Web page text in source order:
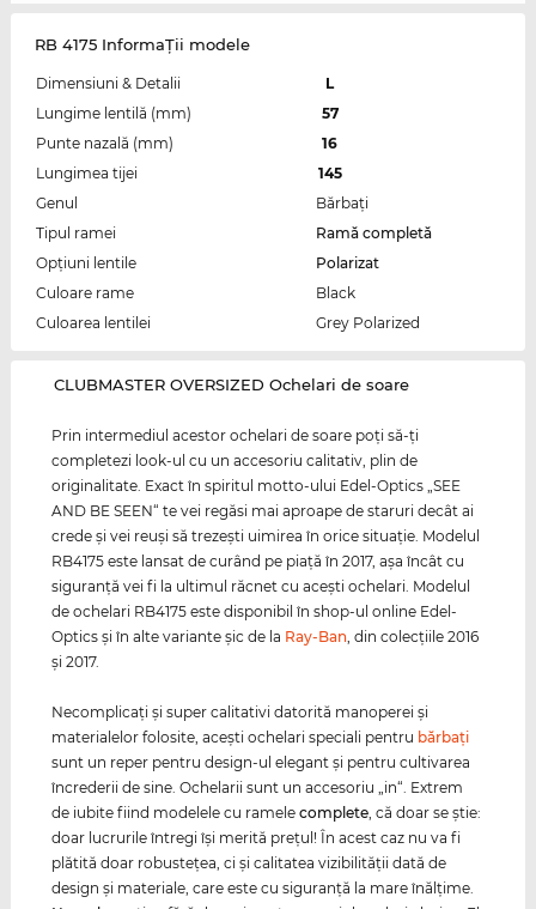
RB 4175 InformaŢii modele
Dimensiuni & Detalii
L
Lungime lentilă (mm)
57
Punte nazală (mm)
16
Lungimea tijei
145
Genul
Bărbaţi
Tipul ramei
Ramă completă
Opțiuni lentile
Polarizat
Culoare rame
Black
Culoarea lentilei
Grey Polarized
‌CLUBMASTER OVERSIZED Ochelari de soare
Prin intermediul acestor ochelari de soare poţi să-ţi
completezi look-ul cu un accesoriu calitativ, plin de
originalitate. Exact în spiritul motto-ului Edel-Optics „SEE
AND BE SEEN“ te vei regăsi mai aproape de staruri decât ai
crede şi vei reuşi să trezeşti uimirea în orice situaţie. Modelul
RB4175 este lansat de curând pe piaţă în 2017, aşa încât cu
siguranţă vei fi la ultimul răcnet cu aceşti ochelari. Modelul
de ochelari RB4175 este disponibil în shop-ul online Edel-
Optics şi în alte variante şic de la Ray-Ban, din colecţiile 2016
şi 2017.
Necomplicaţi şi super calitativi datorită manoperei şi
materialelor folosite, aceşti ochelari speciali pentru bărbaţi
sunt un reper pentru design-ul elegant şi pentru cultivarea
încrederii de sine. Ochelarii sunt un accesoriu „in“. Extrem
de iubite fiind modelele cu ramelecomplete, că doar se ştie:
doar lucrurile întregi îşi merită preţul! În acest caz nu va fi
plătită doar robusteţea, ci şi calitatea vizibilităţii dată de
design şi materiale, care este cu siguranţă la mare înălţime.